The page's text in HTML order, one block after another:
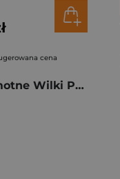
cena
Gra Samotne Wilki Pojedynek